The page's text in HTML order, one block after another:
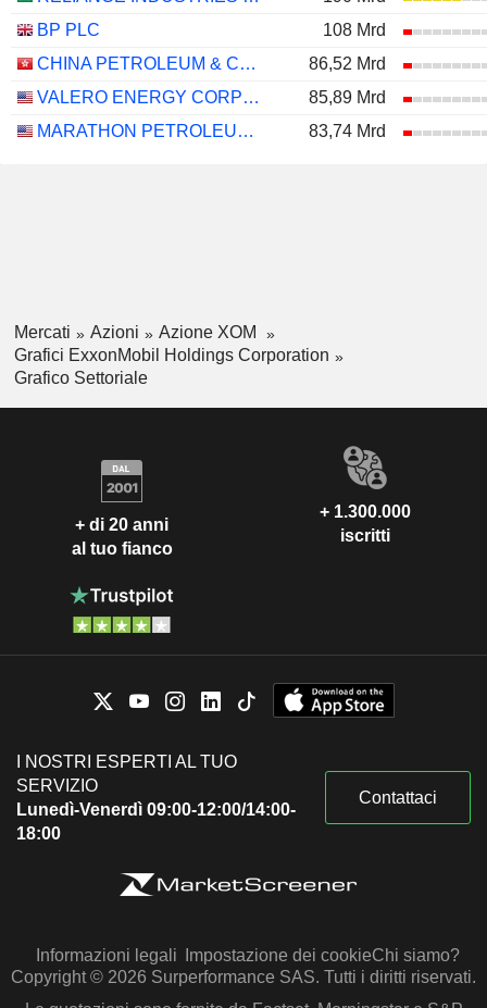
BP PLC
108 Mrd
CHINA PETROLEUM & CHEMICAL CORPORATION
86,52 Mrd
VALERO ENERGY CORPORATION
85,89 Mrd
MARATHON PETROLEUM CORPORATION
83,74 Mrd
Mercati Azioni
Azione XOM
Grafici ExxonMobil Holdings Corporation
Grafico Settoriale
+ di 20 anni
al tuo fianco
+ 1.300.000
iscritti
I NOSTRI ESPERTI AL TUO
SERVIZIO
Lunedì-Venerdì 09:00-12:00/14:00-
18:00
Contattaci
Informazioni legali Impostazione dei cookieChi siamo?
Copyright © 2026 Surperformance SAS. Tutti i diritti riservati.